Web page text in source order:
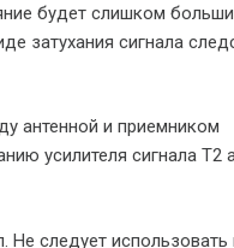
будет слишком
затухания сигнала
антенной и приемником
усилителя сигнала Т2
Не следует использовать